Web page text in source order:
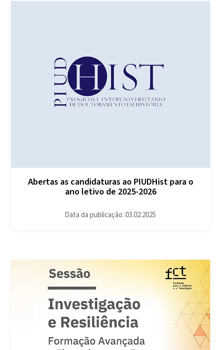
Abertas as candidaturas ao PIUDHist para o
ano letivo de 2025-2026
Data da publicação: 03.02.2025